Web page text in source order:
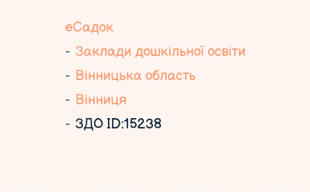
еСадок
Заклади дошкільної освіти
Вінницька область
Вінниця
ЗДО ID:15238